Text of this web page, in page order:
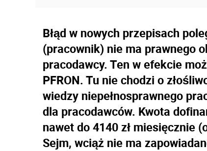
Błąd w nowych przepisach
(pracownik) nie ma prawnego
pracodawcy. Ten w efekcie
PFRON. Tu nie chodzi o
wiedzy niepełnosprawnego
dla pracodawców. Kwota
nawet do 4140 zł miesięcznie
Sejm, wciąż nie ma